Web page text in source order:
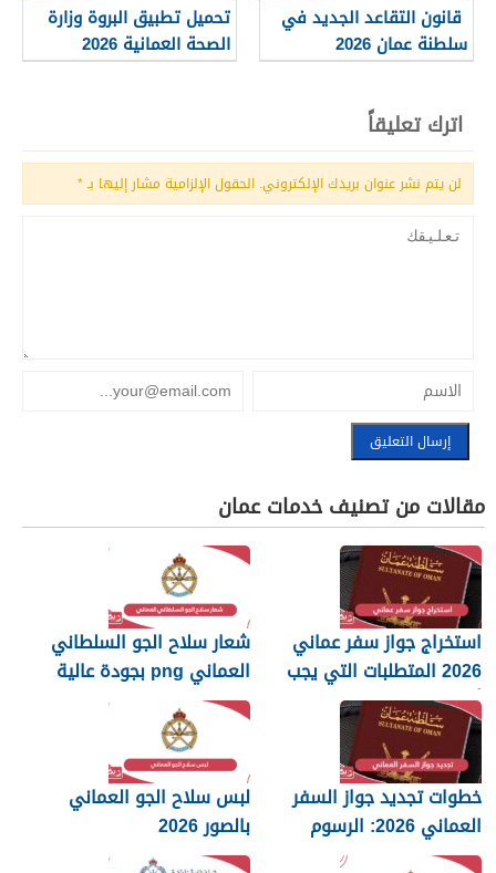
قانون التقاعد الجديد في
سلطنة عمان 2026
تحميل تطبيق البروة وزارة
الصحة العمانية 2026
اترك تعليقاً
لن يتم نشر عنوان بريدك الإلكتروني. الحقول الإلزامية مشار إليها بـ*
مقالات من تصنيف خدمات عمان
استخراج جواز سفر عماني
2026 المتطلبات التي يجب
أن تعرفها
شعار سلاح الجو السلطاني
العماني png بجودة عالية
2026
خطوات تجديد جواز السفر
العماني 2026: الرسوم
والمستندات المطلوبة
لبس سلاح الجو العماني
بالصور 2026